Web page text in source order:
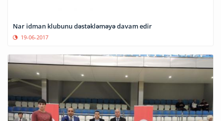
Nar idman klubunu dəstəkləməyə davam edir
19-06-2017